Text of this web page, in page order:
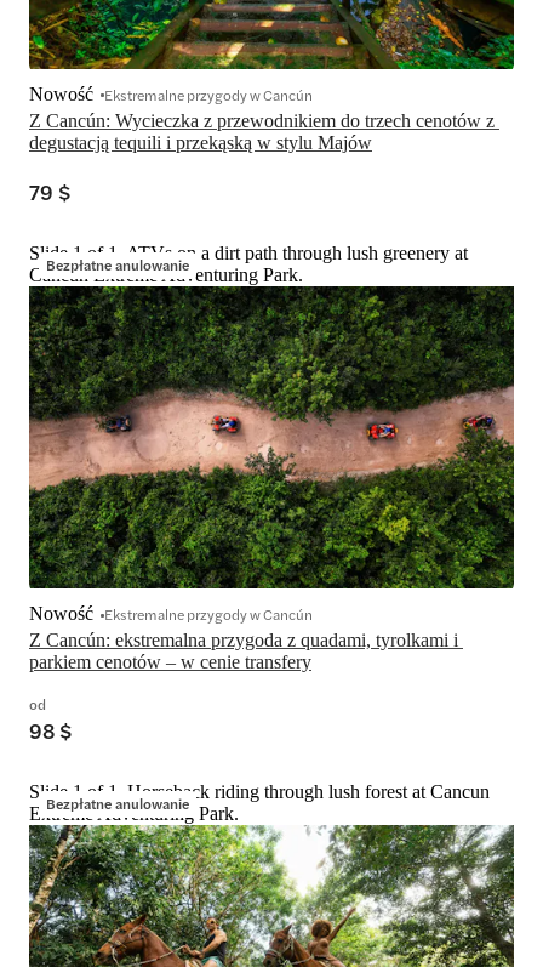
Z Cancún: Wycieczka z przewodnikiem do trzech cenotów z
degustacją tequili i przekąską w stylu Majów
Nowość Ekstremalne przygody w Cancún
79 $
Bezpłatne anulowanie
Slide 1 of 1, ATVs on a dirt path through lush greenery at
Cancun Extreme Adventuring Park.
Z Cancún: ekstremalna przygoda z quadami, tyrolkami i
parkiem cenotów – w cenie transfery
Nowość Ekstremalne przygody w Cancún
od
98 $
Bezpłatne anulowanie
Slide 1 of 1, Horseback riding through lush forest at Cancun
Extreme Adventuring Park.